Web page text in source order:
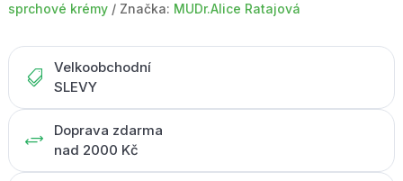
množství
sprchové krémy
Značka: MUDr.Alice Ratajová

Velkoobchodní
SLEVY
+
Doprava zdarma
nad 2000 Kč